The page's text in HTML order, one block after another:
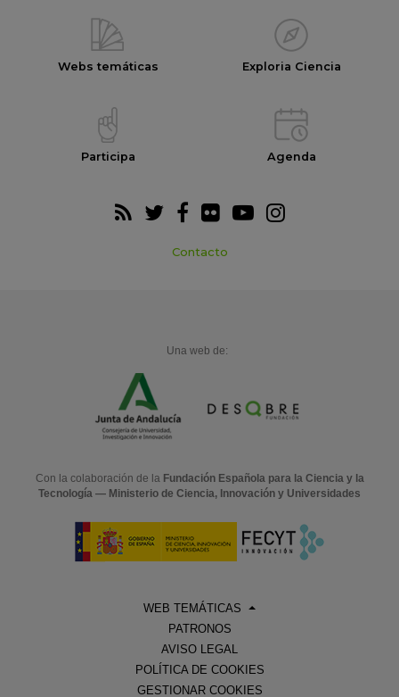
Webs temáticas Exploria Ciencia
Participa Agenda
Contacto
Una web de:
Con la colaboración de la Fundación Española para la Ciencia y la
Tecnología — Ministerio de Ciencia, Innovación y Universidades
WEB TEMÁTICAS
PATRONOS
AVISO LEGAL
POLÍTICA DE COOKIES
GESTIONAR COOKIES